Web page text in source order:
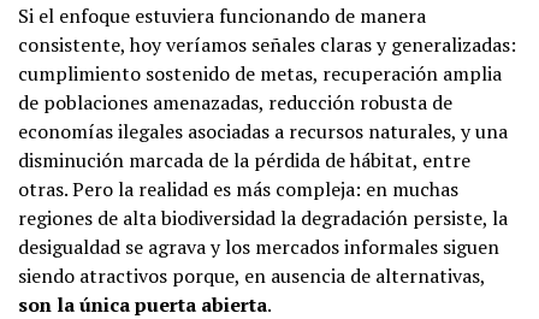
Si el enfoque estuviera funcionando de manera
consistente, hoy veríamos señales claras y generalizadas:
cumplimiento sostenido de metas, recuperación amplia
de poblaciones amenazadas, reducción robusta de
economías ilegales asociadas a recursos naturales, y una
disminución marcada de la pérdida de hábitat, entre
otras. Pero la realidad es más compleja: en muchas
regiones de alta biodiversidad la degradación persiste, la
desigualdad se agrava y los mercados informales siguen
siendo atractivos porque, en ausencia de alternativas,
son la única puerta abierta.